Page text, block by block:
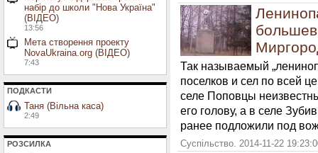
набір до школи "Нова Україна"
(ВІДЕО)
13:56
Мета створення проекту
NovaUkraina.org (ВІДЕО)
7:43
ПОДКАСТИ
Таня (Вільна каса)
2:49
РОЗСИЛКА
Так называемый
поселков и сел по всей
селе Поповцы
его голову, а в селе
ранее подложили под
Суспільство. 2014-11-22